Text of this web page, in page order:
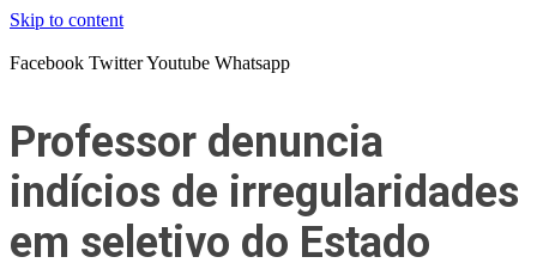
Skip to content
Facebook TwitterYoutube Whatsapp
Professor denuncia
indícios de irregularidades
em seletivo do Estado